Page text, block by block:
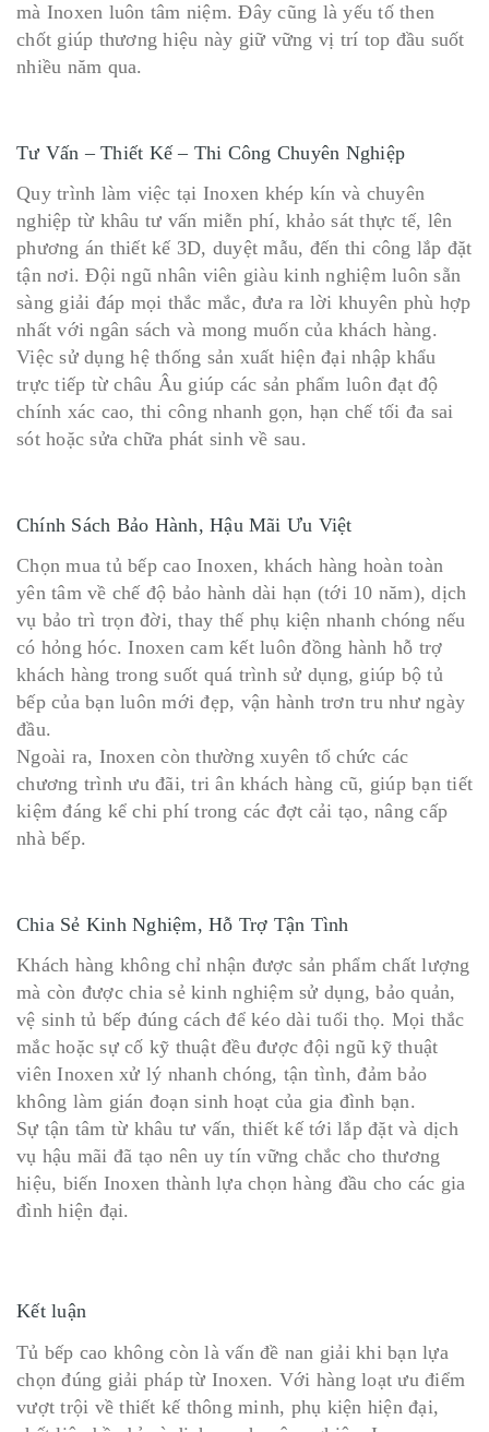
mà Inoxen luôn tâm niệm. Đây cũng là yếu tố then
chốt giúp thương hiệu này giữ vững vị trí top đầu suốt
nhiều năm qua.
Tư Vấn – Thiết Kế – Thi Công Chuyên Nghiệp
Quy trình làm việc tại Inoxen khép kín và chuyên
nghiệp từ khâu tư vấn miễn phí, khảo sát thực tế, lên
phương án thiết kế 3D, duyệt mẫu, đến thi công lắp đặt
tận nơi. Đội ngũ nhân viên giàu kinh nghiệm luôn sẵn
sàng giải đáp mọi thắc mắc, đưa ra lời khuyên phù hợp
nhất với ngân sách và mong muốn của khách hàng.
Việc sử dụng hệ thống sản xuất hiện đại nhập khẩu
trực tiếp từ châu Âu giúp các sản phẩm luôn đạt độ
chính xác cao, thi công nhanh gọn, hạn chế tối đa sai
sót hoặc sửa chữa phát sinh về sau.
Chính Sách Bảo Hành, Hậu Mãi Ưu Việt
Chọn mua tủ bếp cao Inoxen, khách hàng hoàn toàn
yên tâm về chế độ bảo hành dài hạn (tới 10 năm), dịch
vụ bảo trì trọn đời, thay thế phụ kiện nhanh chóng nếu
có hỏng hóc. Inoxen cam kết luôn đồng hành hỗ trợ
khách hàng trong suốt quá trình sử dụng, giúp bộ tủ
bếp của bạn luôn mới đẹp, vận hành trơn tru như ngày
đầu.
Ngoài ra, Inoxen còn thường xuyên tổ chức các
chương trình ưu đãi, tri ân khách hàng cũ, giúp bạn tiết
kiệm đáng kể chi phí trong các đợt cải tạo, nâng cấp
nhà bếp.
Chia Sẻ Kinh Nghiệm, Hỗ Trợ Tận Tình
Khách hàng không chỉ nhận được sản phẩm chất lượng
mà còn được chia sẻ kinh nghiệm sử dụng, bảo quản,
vệ sinh tủ bếp đúng cách để kéo dài tuổi thọ. Mọi thắc
mắc hoặc sự cố kỹ thuật đều được đội ngũ kỹ thuật
viên Inoxen xử lý nhanh chóng, tận tình, đảm bảo
không làm gián đoạn sinh hoạt của gia đình bạn.
Sự tận tâm từ khâu tư vấn, thiết kế tới lắp đặt và dịch
vụ hậu mãi đã tạo nên uy tín vững chắc cho thương
hiệu, biến Inoxen thành lựa chọn hàng đầu cho các gia
đình hiện đại.
Kết luận
Tủ bếp cao không còn là vấn đề nan giải khi bạn lựa
chọn đúng giải pháp từ Inoxen. Với hàng loạt ưu điểm
vượt trội về thiết kế thông minh, phụ kiện hiện đại,